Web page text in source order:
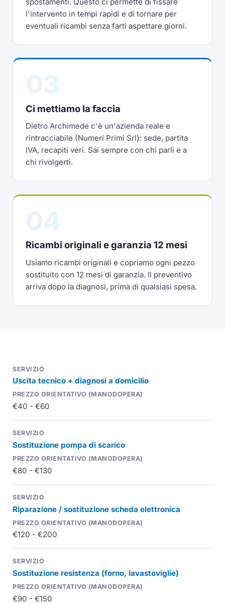
l'intervento in tempi rapidi e di tornare per
eventuali ricambi senza farti aspettare giorni.
Ci mettiamo la faccia
Dietro Archimede c'è un'azienda reale e
rintracciabile (Numeri Primi Srl): sede, partita
IVA, recapiti veri. Sai sempre con chi parli e a
chi rivolgerti.
Ricambi originali e garanzia 12 mesi
Usiamo ricambi originali e copriamo ogni pezzo
sostituito con 12 mesi di garanzia. Il preventivo
arriva dopo la diagnosi, prima di qualsiasi spesa.
Uscita tecnico + diagnosi a domicilio
€40 - €60
Sostituzione pompa di scarico
€80 - €130
Riparazione / sostituzione scheda elettronica
€120 - €200
Sostituzione resistenza (forno, lavastoviglie)
€90 - €150